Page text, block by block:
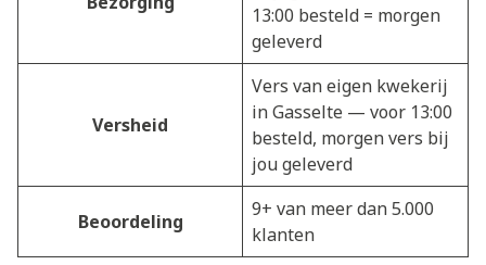
13:00 besteld = morgen
geleverd
Versheid
Vers van eigen kwekerij
in Gasselte — voor 13:00
besteld, morgen vers bij
jou geleverd
Beoordeling
9+ van meer dan 5.000
klanten